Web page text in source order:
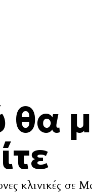
θα
κλινικές σε